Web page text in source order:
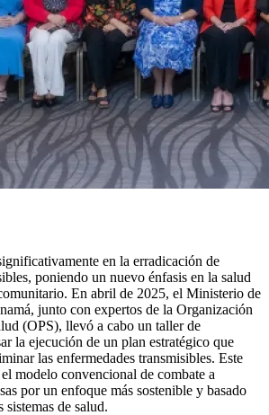
en la erradicación de
poniendo un nuevo énfasis en la salud
En abril de 2025, el Ministerio de
junto con expertos de la Organización
(OPS), llevó a cabo un taller de
la ejecución de un plan estratégico que
las enfermedades transmisibles. Este
modelo convencional de combate a
por un enfoque más sostenible y basado
de salud.